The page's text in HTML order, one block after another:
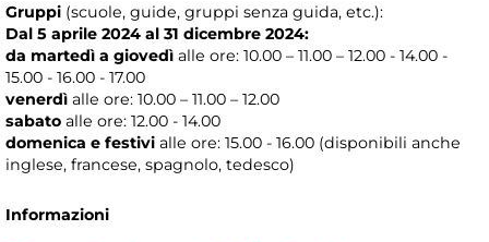
Gruppi (scuole, guide, gruppi senza guida, etc.):
Dal 5 aprile 2024 al 31 dicembre 2024:
da martedì a giovedì alle ore: 10.00 – 11.00 – 12.00 - 14.00 -
15.00 - 16.00 - 17.00
venerdì alle ore: 10.00 – 11.00 – 12.00
sabato alle ore: 12.00 - 14.00
domenica e festivi alle ore: 15.00 - 16.00 (disponibili anche
inglese, francese, spagnolo, tedesco)
Informazioni